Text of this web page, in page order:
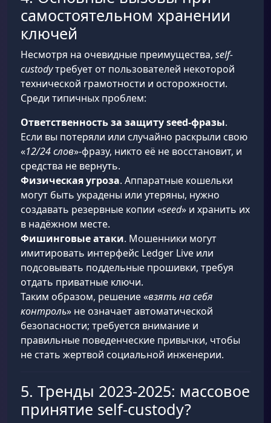
самостоятельном хранении
ключей
Несмотря на очевидные преимущества, self-
custodyтребует от пользователей некоторой
технической грамотности и осторожности.
Среди типичных проблем:
Ответственность за защиту seed-фразы.
Если вы потеряли или случайно раскрыли свою
«12/24 слов»-фразу, никто её не восстановит, и
средства не вернуть.
Физическая угроза. Аппаратные кошельки
могут быть украдены или утеряны, нужно
создавать резервные копии «seed» и хранить их
в надёжном месте.
Фишинговые атаки. Мошенники могут
имитировать интерфейс Ledger Live или
подсовывать поддельные прошивки, требуя
отдать приватные ключи.
Таким образом, решение «взять на себя
контроль» не означает автоматической
безопасности; требуется внимание и
правильные поведенческие привычки, чтобы
не стать жертвой социальной инженерии.
5. Тренды 2023-2025: массовое
принятие self-custody?